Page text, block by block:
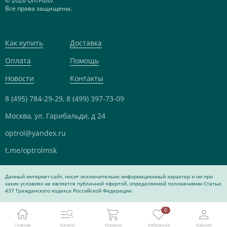
Главная Каталог Корзина
0
Избранное Кабинет
Все права защищены.
Как купить
Доставка
Оплата
Помощь
Новости
Контакты
8 (495) 784-29-29, 8 (499) 397-73-09
Москва, ул. Гарибальди, д 24
optrol@yandex.ru
t.me/optrolmsk
Данный интернет-сайт, носит исключительно информационный характер и ни при
каких условиях не является публичной офертой, определяемой положениями Статьи
437 Гражданского кодекса Российской Федерации.